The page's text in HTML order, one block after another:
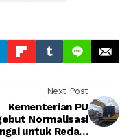
Next Post
Kementerian PU
Normalisasi
untuk Redam